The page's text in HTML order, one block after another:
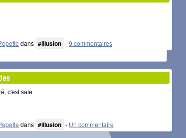
dans #illusion -9 commentaires
c'est sale
dans #illusion - Un commentaire